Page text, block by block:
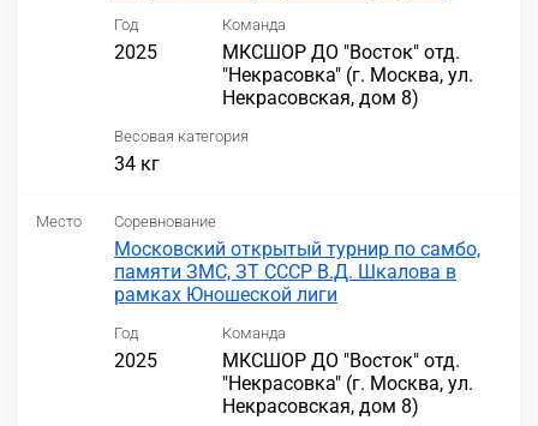
Год
2025
Команда
МКСШОР ДО "Восток" отд.
"Некрасовка" (г. Москва, ул.
Некрасовская, дом 8)
Весовая категория
34 кг
Место Соревнование
Московский открытый турнир по самбо,
памяти ЗМС, ЗТ СССР В.Д. Шкалова в
рамках Юношеской лиги
Год
2025
Команда
МКСШОР ДО "Восток" отд.
"Некрасовка" (г. Москва, ул.
Некрасовская, дом 8)